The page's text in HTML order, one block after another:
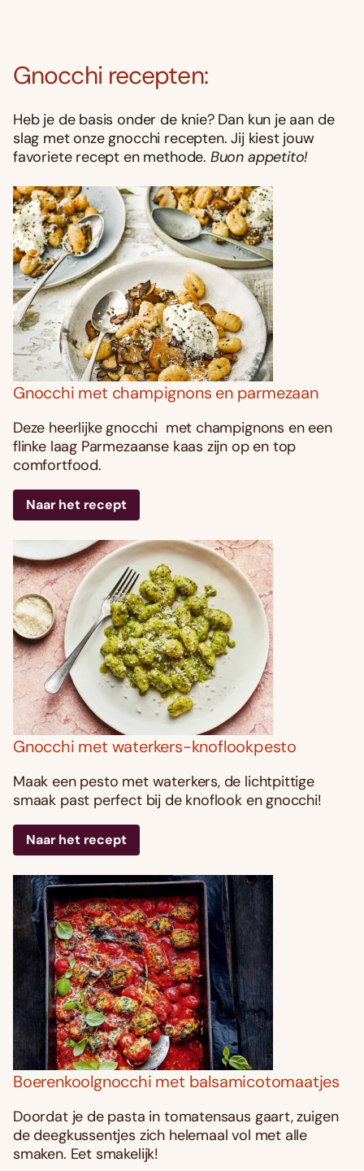
Gnocchi recepten:
Heb je de basis onder de knie? Dan kun je aan de
slag met onze gnocchi recepten. Jij kiest jouw
favoriete recept en methode. Buon appetito!
Gnocchi met champignons en parmezaan
Deze heerlijke gnocchi met champignons en een
flinke laag Parmezaanse kaas zijn op en top
comfortfood.
Naar het recept
Gnocchi met waterkers-knoflookpesto
Maak een pesto met waterkers, de lichtpittige
smaak past perfect bij de knoflook en gnocchi!
Naar het recept
Boerenkoolgnocchi met balsamicotomaatjes
Doordat je de pasta in tomatensaus gaart, zuigen
de deegkussentjes zich helemaal vol met alle
smaken. Eet smakelijk!